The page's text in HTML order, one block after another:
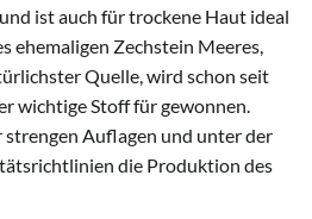
ist auch für trockene Haut ideal
ehemaligen Zechstein Meeres,
Quelle, wird schon seit
wichtige Stoff für gewonnen.
Auflagen und unter der
die Produktion des